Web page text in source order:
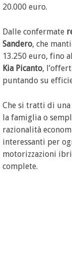
20.000 euro.
Dalle confermate
Sandero, che
13.250 euro, fino
Kia Picanto,
puntando su
Che si tratti di
la famiglia o
razionalità
interessanti per
motorizzazioni
complete.